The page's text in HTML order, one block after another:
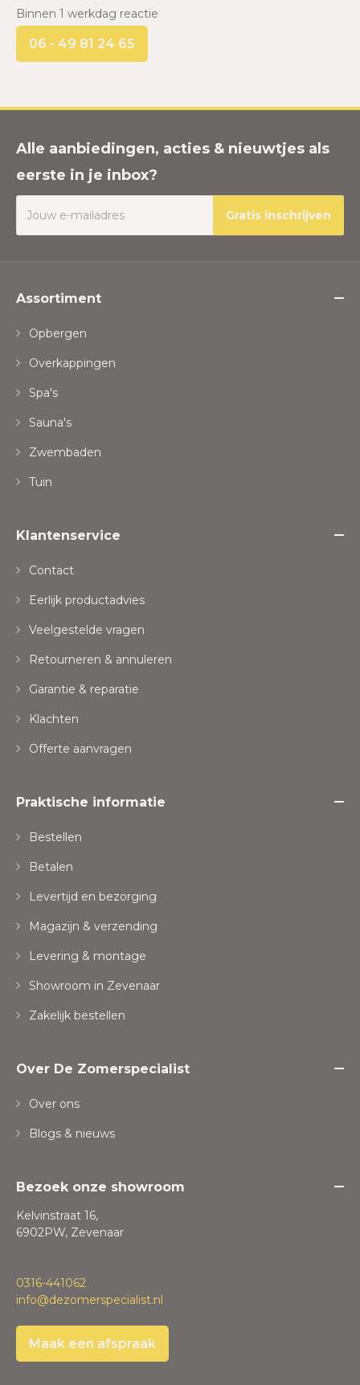
Binnen 1 werkdag reactie
06 - 49 81 24 65
Alle aanbiedingen, acties & nieuwtjes als
eerste in je inbox?
Gratis inschrijven
Assortiment
Opbergen
Overkappingen
Spa's
Sauna's
Zwembaden
Tuin
Klantenservice
Contact
Eerlijk productadvies
Veelgestelde vragen
Retourneren & annuleren
Garantie & reparatie
Klachten
Offerte aanvragen
Praktische informatie
Bestellen
Betalen
Levertijd en bezorging
Magazijn & verzending
Levering & montage
Showroom in Zevenaar
Zakelijk bestellen
Over De Zomerspecialist
Over ons
Blogs & nieuws
Bezoek onze showroom
Kelvinstraat 16,
6902PW, Zevenaar
0316-441062
info@dezomerspecialist.nl
Maak een afspraak